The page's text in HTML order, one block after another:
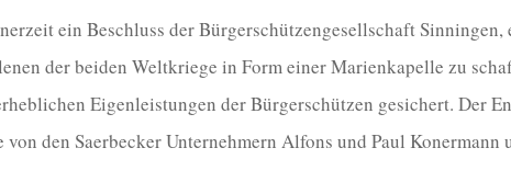
ein Beschluss der Bürgerschützengesellschaft Sinningen,
der beiden Weltkriege in Form einer Marienkapelle zu
Eigenleistungen der Bürgerschützen gesichert. Der
den Saerbecker Unternehmern Alfons und Paul Konermann